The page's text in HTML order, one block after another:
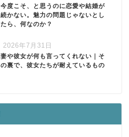
今度こそ、と思うのに恋愛や結婚が
続かない。魅力の問題じゃないとし
たら、何なのか？
2026年7月31日
妻や彼女が何も言ってくれない｜そ
の裏で、彼女たちが耐えているもの